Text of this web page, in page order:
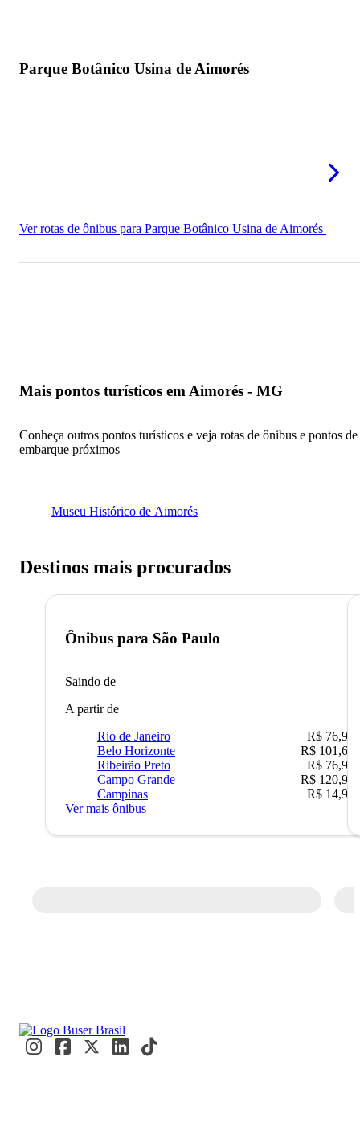
Parque Botânico Usina de Aimorés
Ver rotas de ônibus para Parque Botânico Usina de Aimorés
Mais pontos turísticos em Aimorés - MG
Conheça outros pontos turísticos e veja rotas de ônibus e pontos de
embarque próximos
Museu Histórico de Aimorés
Destinos mais procurados
Ônibus para São Paulo
Saindo de
A partir de
Rio de Janeiro
R$ 76,90
Belo Horizonte
R$ 101,67
Ribeirão Preto
R$ 76,90
Campo Grande
R$ 120,90
Campinas
R$ 14,90
Ver mais ônibus